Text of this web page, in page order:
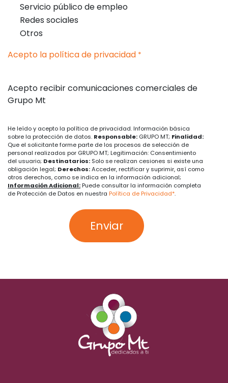
Servicio público de empleo
Redes sociales
Otros
Acepto la política de privacidad *
Acepto recibir comunicaciones comerciales de
Grupo Mt
He leído y acepto la política de privacidad. Información básica
sobre la protección de datos. Responsable: GRUPO MT; Finalidad:
Que el solicitante forme parte de los procesos de selección de
personal realizados por GRUPO MT; Legitimación: Consentimiento
del usuario; Destinatarios: Solo se realizan cesiones si existe una
obligación legal; Derechos:Acceder, rectificar y suprimir, así como
otros derechos, como se indica en la información adicional;
Información Adicional:Puede consultar la información completa
de Protección de Datos en nuestra Política de Privacidad*.
Enviar